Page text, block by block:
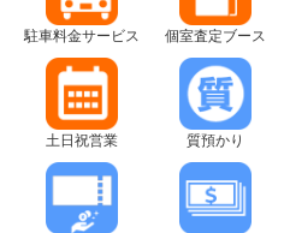
駐車料金サービス 個室査定ブース
土日祝営業 質預かり